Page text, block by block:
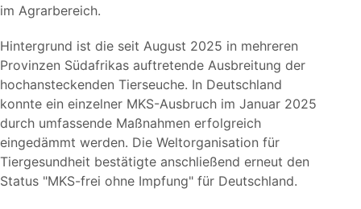
im Agrarbereich.
Hintergrund ist die seit August 2025 in mehreren
Provinzen Südafrikas auftretende Ausbreitung der
hochansteckenden Tierseuche. In Deutschland
konnte ein einzelner MKS-Ausbruch im Januar 2025
durch umfassende Maßnahmen erfolgreich
eingedämmt werden. Die Weltorganisation für
Tiergesundheit bestätigte anschließend erneut den
Status MKS-frei ohne Impfung für Deutschland.